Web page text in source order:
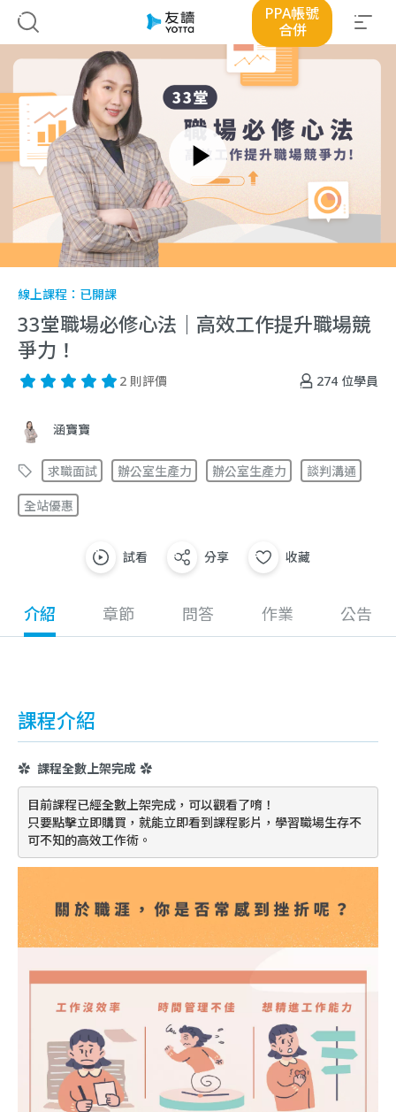
PPA帳號
合併
線上課程： 已開課
33堂職場必修心法｜高效工作提升職場競
爭力！
274 位學員
2 則評價
涵寶寶
求職面試 辦公室生產力 辦公室生產力 談判溝通
全站優惠
試看 分享 收藏
介紹 章節 問答 作業 公告
課程介紹
✿ 課程全數上架完成 ✿
目前課程已經全數上架完成，可以觀看了唷！
只要點擊立即購買，就能立即看到課程影片，學習職場生存不
可不知的高效工作術。